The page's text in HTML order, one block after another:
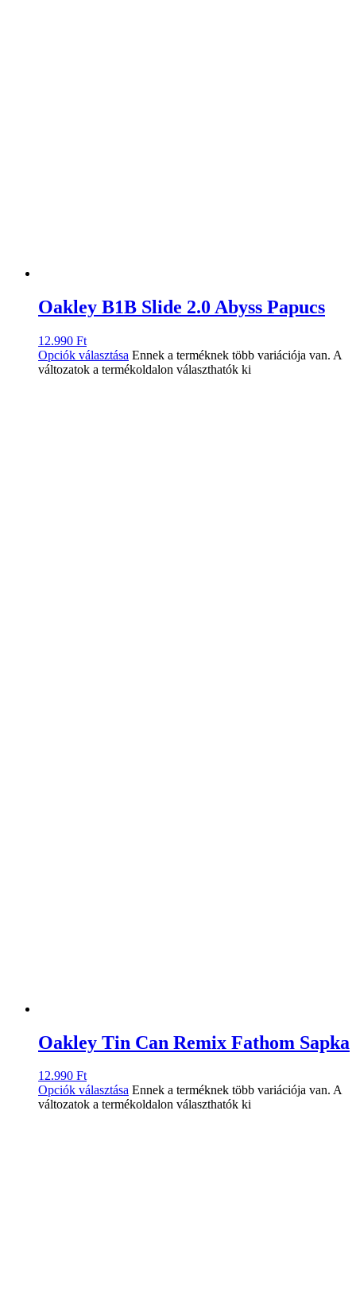
Oakley B1B Slide 2.0 Abyss Papucs
12.990 Ft
Opciók választása Ennek a terméknek több variációja van. A
változatok a termékoldalon választhatók ki
Oakley Tin Can Remix Fathom Sapka
12.990 Ft
Opciók választása Ennek a terméknek több variációja van. A
változatok a termékoldalon választhatók ki